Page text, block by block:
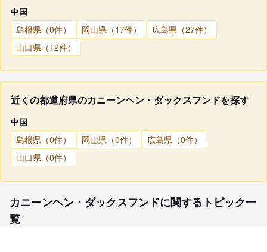
中国
島根県（0件）
岡山県（17件）
広島県（27件）
山口県（12件）
近くの都道府県のカニーンヘン・ダックスフンドを探す
中国
島根県（0件）
岡山県（0件）
広島県（0件）
山口県（0件）
カニーンヘン・ダックスフンドに関するトピック一
覧